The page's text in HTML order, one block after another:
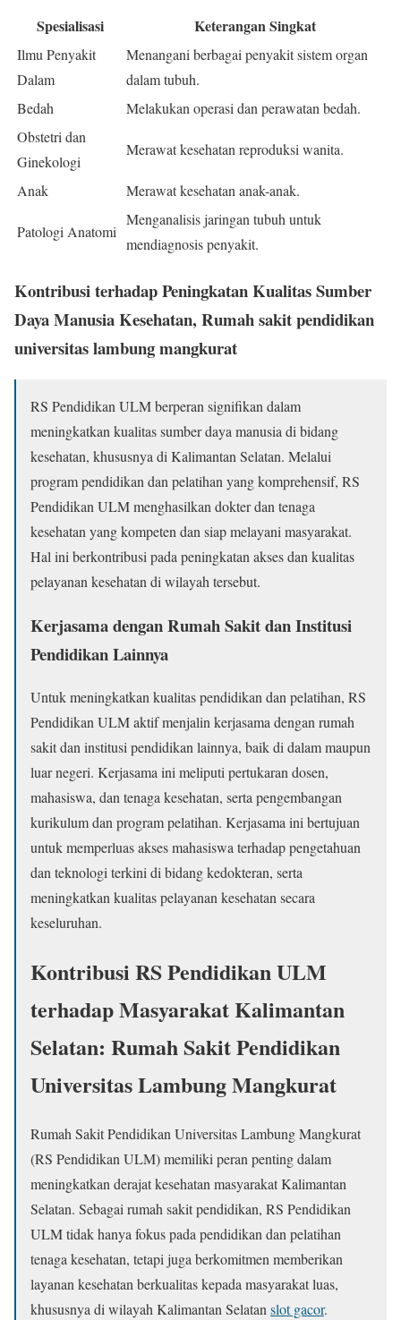
Spesialisasi Keterangan Singkat
Ilmu Penyakit
Dalam
Menangani berbagai penyakit sistem organ
dalam tubuh.
Bedah
Melakukan operasi dan perawatan bedah.
Obstetri dan
Ginekologi
Merawat kesehatan reproduksi wanita.
Anak Merawat kesehatan anak-anak.
Patologi Anatomi
Menganalisis jaringan tubuh untuk
mendiagnosis penyakit.
Kontribusi terhadap Peningkatan Kualitas Sumber
Daya Manusia Kesehatan, Rumah sakit pendidikan
universitas lambung mangkurat
RS Pendidikan ULM berperan signifikan dalam
meningkatkan kualitas sumber daya manusia di bidang
kesehatan, khususnya di Kalimantan Selatan. Melalui
program pendidikan dan pelatihan yang komprehensif, RS
Pendidikan ULM menghasilkan dokter dan tenaga
kesehatan yang kompeten dan siap melayani masyarakat.
Hal ini berkontribusi pada peningkatan akses dan kualitas
pelayanan kesehatan di wilayah tersebut.
Kerjasama dengan Rumah Sakit dan Institusi
Pendidikan Lainnya
Untuk meningkatkan kualitas pendidikan dan pelatihan, RS
Pendidikan ULM aktif menjalin kerjasama dengan rumah
sakit dan institusi pendidikan lainnya, baik di dalam maupun
luar negeri. Kerjasama ini meliputi pertukaran dosen,
mahasiswa, dan tenaga kesehatan, serta pengembangan
kurikulum dan program pelatihan. Kerjasama ini bertujuan
untuk memperluas akses mahasiswa terhadap pengetahuan
dan teknologi terkini di bidang kedokteran, serta
meningkatkan kualitas pelayanan kesehatan secara
keseluruhan.
Kontribusi RS Pendidikan ULM
terhadap Masyarakat Kalimantan
Selatan: Rumah Sakit Pendidikan
Universitas Lambung Mangkurat
Rumah Sakit Pendidikan Universitas Lambung Mangkurat
(RS Pendidikan ULM) memiliki peran penting dalam
meningkatkan derajat kesehatan masyarakat Kalimantan
Selatan. Sebagai rumah sakit pendidikan, RS Pendidikan
ULM tidak hanya fokus pada pendidikan dan pelatihan
tenaga kesehatan, tetapi juga berkomitmen memberikan
layanan kesehatan berkualitas kepada masyarakat luas,
khususnya di wilayah Kalimantan Selatan slot gacor.